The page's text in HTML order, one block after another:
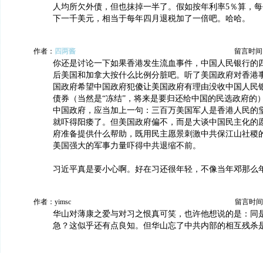
人均所欠外债，但也抹掉一半了。假如按年利率5％算，
下一千美元，相当于每年四月退税加了一倍吧。哈哈。
作者： 四两酱 留言时间
你还是讨论一下如果香港发生流血事件，中国人民银行的
后美国和加拿大按什么比例分脏吧。听了美国政府对香港
国政府希望中国政府犯傻让美国政府有理由没收中国人民
债券（当然是“冻结”，将来是要归还给中国的民选政府的
中国政府，应当加上一句：三百万美国军人是香港人民的
就吓得阳痿了。但美国政府偏不，而是大谈中国民主化的
府准备提供什么帮助，既用民主愿景刺激中共保江山社稷
美国强大的军事力量吓得中共退缩不前。
习近平真是要小心啊。好在习还很年轻，不像当年邓那么
作者：yimsc 留言时
华山对薄康之爱与对习之恨真可笑，也许他想说的是：同
急？这似乎还有点良知。但华山忘了中共内部的相互残杀